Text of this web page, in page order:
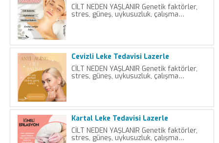
CİLT NEDEN YAŞLANIR Genetik faktörler,
stres, güneş, uykusuzluk, çalışma…
Cevizli Leke Tedavisi Lazerle
CİLT NEDEN YAŞLANIR Genetik faktörler,
stres, güneş, uykusuzluk, çalışma…
Kartal Leke Tedavisi Lazerle
CİLT NEDEN YAŞLANIR Genetik faktörler,
stres, güneş, uykusuzluk, çalışma…